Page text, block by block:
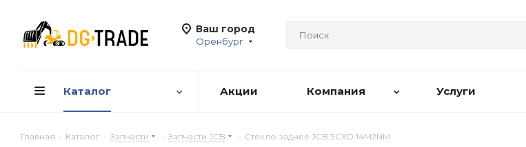
Ваш город
Оренбург
Каталог Акции Компания Услуги
Главная - Каталог - Запчасти - Запчасти JCB - Стекло заднее JCB 3CXD 14M2NM